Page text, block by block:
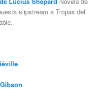
slipstream a Tropas del